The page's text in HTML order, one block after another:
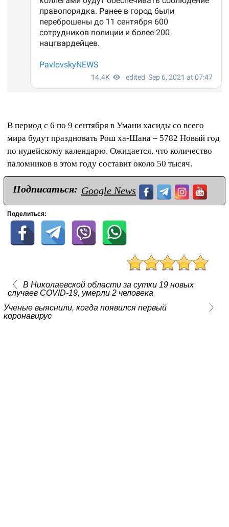
В период с 6 по 9 сентября в Умани хасиды со всего
мира будут праздновать Рош ха-Шана – 5782 Новый год
по иудейскому календарю. Ожидается, что количество
паломников в этом году составит около 50 тысяч.
Подписаться: Google News
Поделиться:
В Николаевской области за сутки 19 новых
случаев COVID-19, умерли 2 человека
Ученые выяснили, когда появился первый
коронавирус